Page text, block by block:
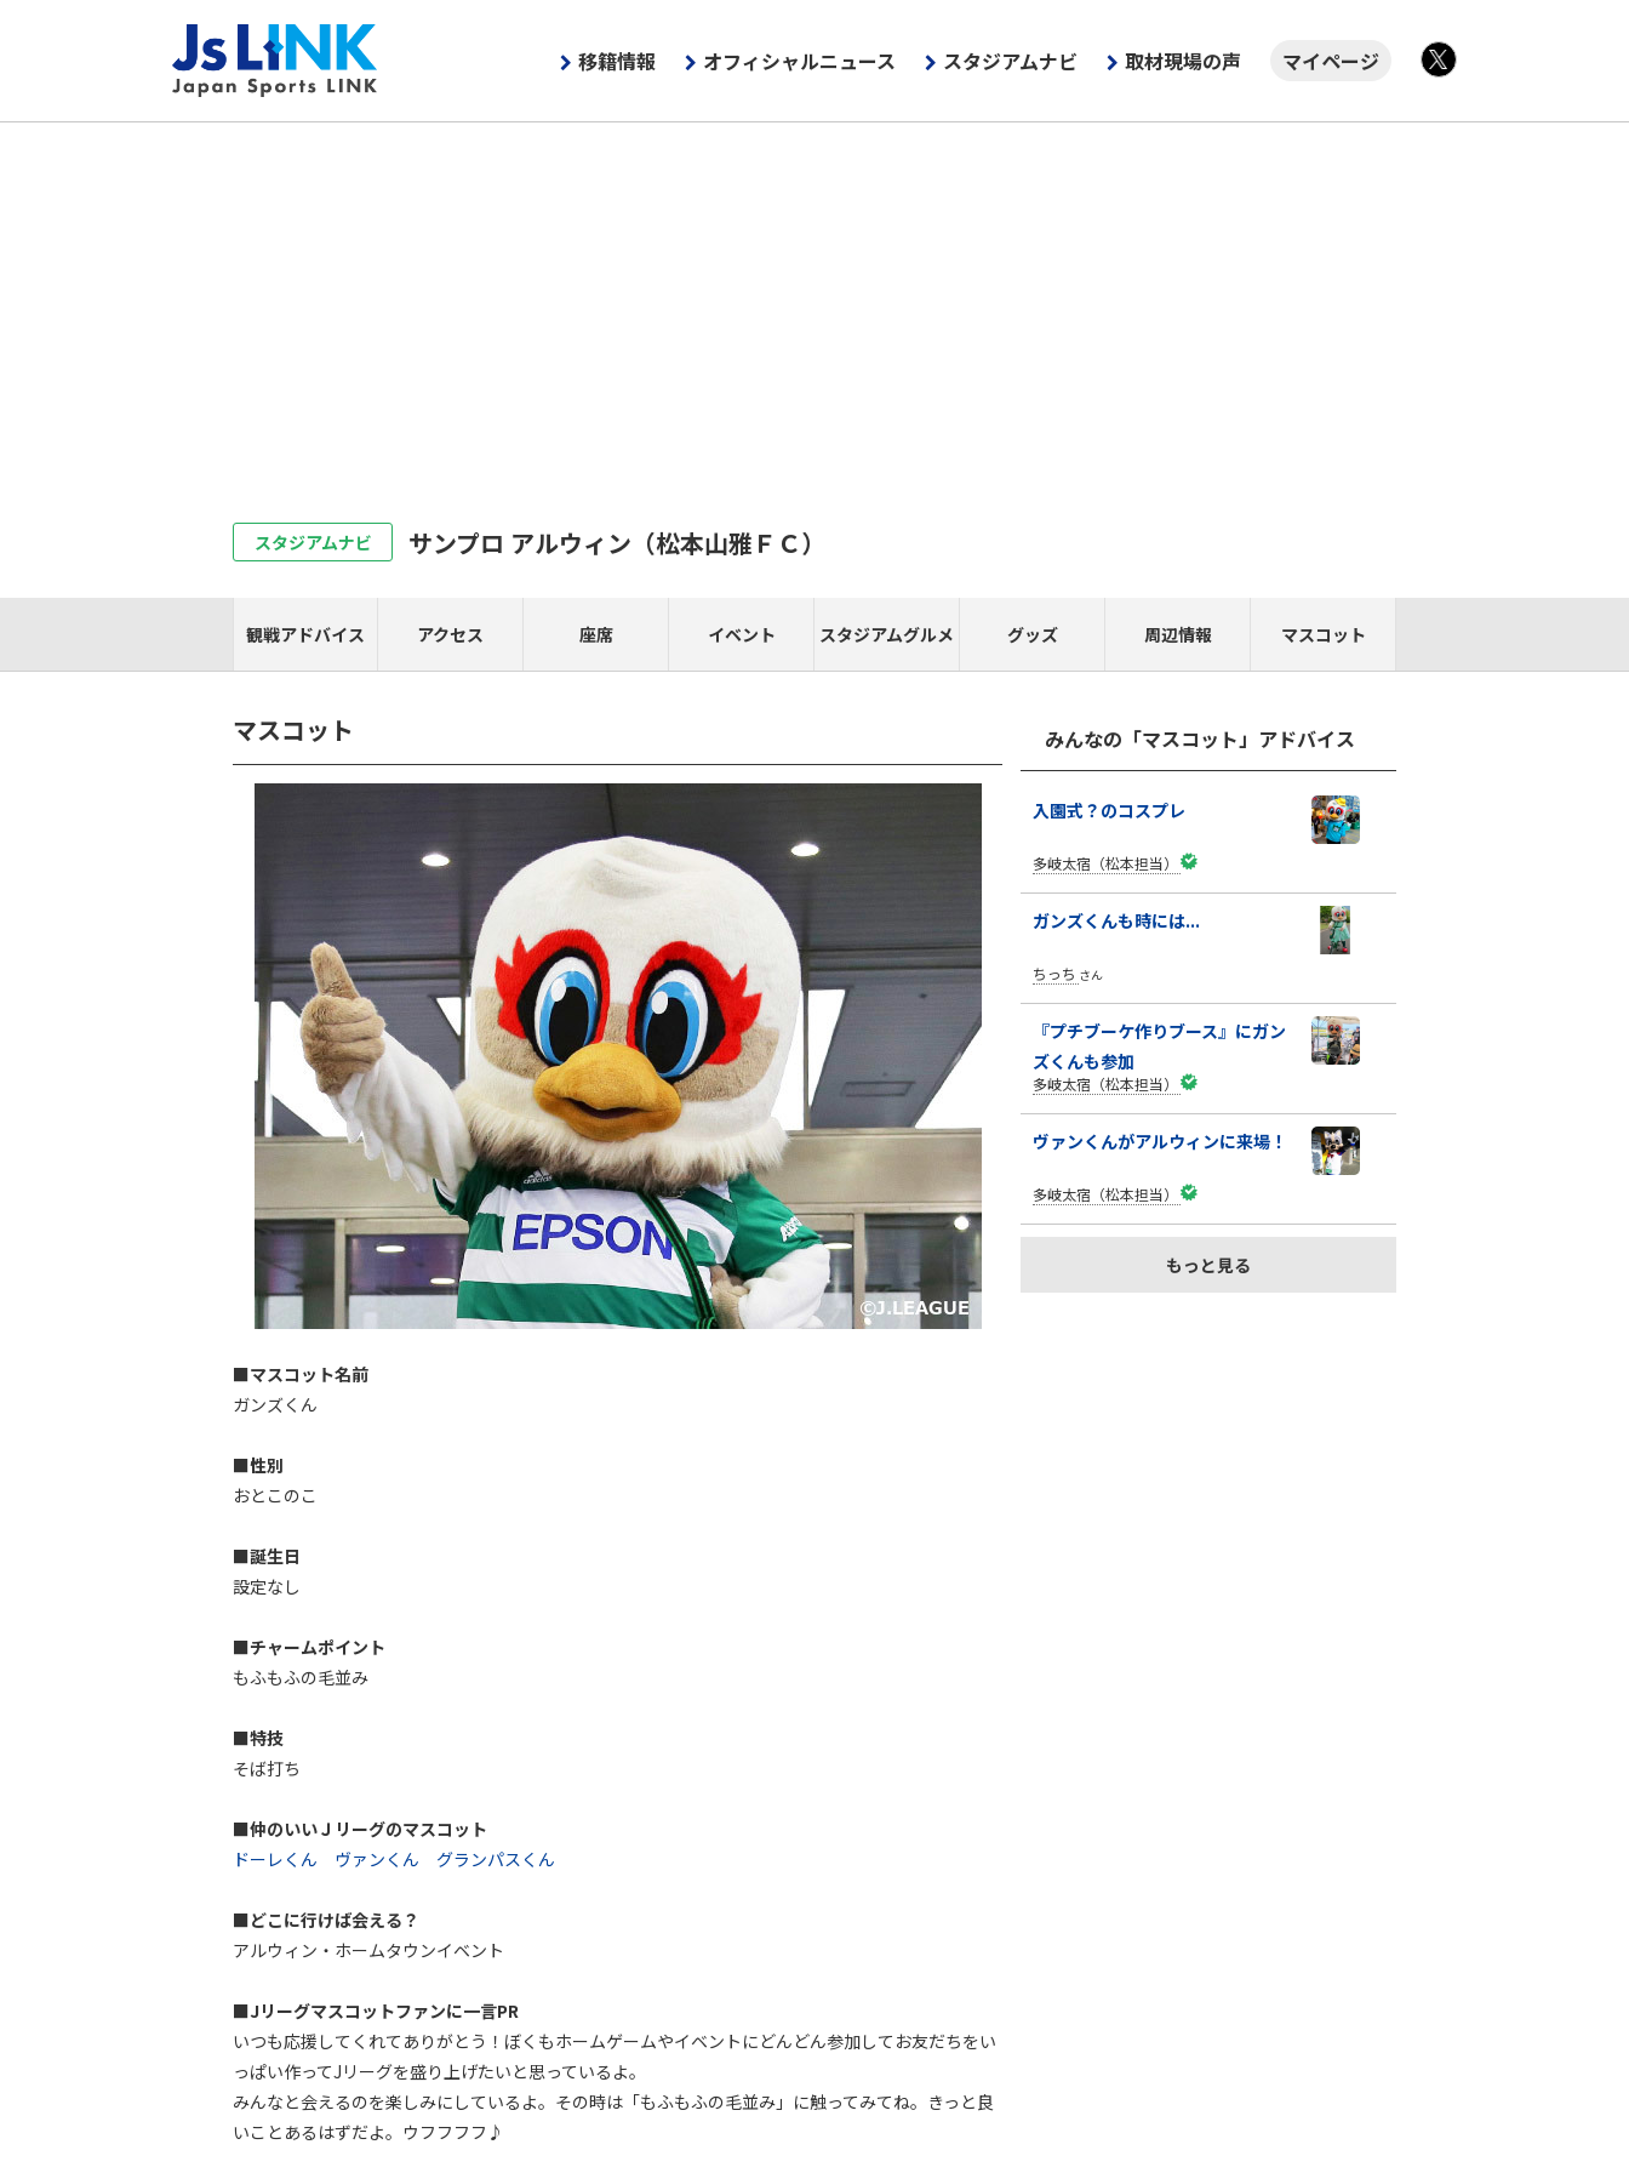
移籍情報 オフィシャルニュース スタジアムナビ 取材現場の声
マイページ
スタジアムナビ サンプロ アルウィン （松本山雅ＦＣ）
観戦アドバイス アクセス 座席 イベント スタジアムグルメ グッズ 周辺情報 マスコット
マスコット
■マスコット名前
ガンズくん
■性別
おとこのこ
■誕生日
設定なし
■チャームポイント
もふもふの毛並み
■特技
そば打ち
■仲のいいＪリーグのマスコット
ドーレくん
ヴァンくん グランパスくん
■どこに行けば会える？
アルウィン・ホームタウンイベント
■Jリーグマスコットファンに一言PR
いつも応援してくれてありがとう！ぼくもホームゲームやイベントにどんどん参加してお友だちをい
っぱい作ってJリーグを盛り上げたいと思っているよ。
みんなと会えるのを楽しみにしているよ。その時は「もふもふの毛並み」に触ってみてね。きっと良
いことあるはずだよ。ウフフフフ♪
みんなの「マスコット」アドバイス
入園式？のコスプレ
多岐太宿（松本担当）
ガンズくんも時には...
ちっち さん
『プチブーケ作りブース』にガン
ズくんも参加
多岐太宿（松本担当）
ヴァンくんがアルウィンに来場！
多岐太宿（松本担当）
もっと見る